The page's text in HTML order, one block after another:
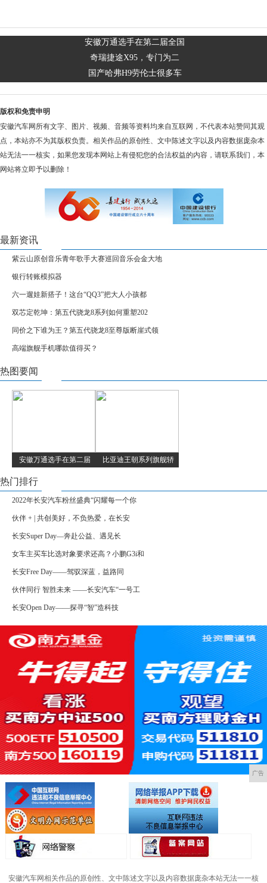
安徽万通选手在第二届全国
奇瑞捷途X95，专门为二
国产哈弗H9劳伦士很多车
版权和免责申明
安徽汽车网所有文字、图片、视频、音频等资料均来自互联网，不代表本站赞同其观
点，本站亦不为其版权负责。相关作品的原创性、文中陈述文字以及内容数据庞杂本
站无法一一核实，如果您发现本网站上有侵犯您的合法权益的内容，请联系我们，本
网站将立即予以删除！
最新资讯
紫云山原创音乐青年歌手大赛巡回音乐会金大地
银行转账模拟器
六一遛娃新搭子！这台“QQ3”把大人小孩都
双芯定乾坤：第五代骁龙8系列如何重塑202
同价之下谁为王？第五代骁龙8至尊版断崖式领
高端旗舰手机哪款值得买？
热图要闻
安徽万通选手在第二届 比亚迪王朝系列旗舰轿
热门排行
2022年长安汽车粉丝盛典“闪耀每一个你
伙伴 + | 共创美好，不负热爱，在长安
长安Super Day—奔赴公益、遇见长
女车主买车比选对象要求还高？小鹏G3i和
长安Free Day——驾驭深蓝，益路同
伙伴同行 智胜未来 ——长安汽车“一号工
长安Open Day——探寻“智”造科技
广告
安徽汽车网相关作品的原创性、文中陈述文字以及内容数据庞杂本站无法一一核